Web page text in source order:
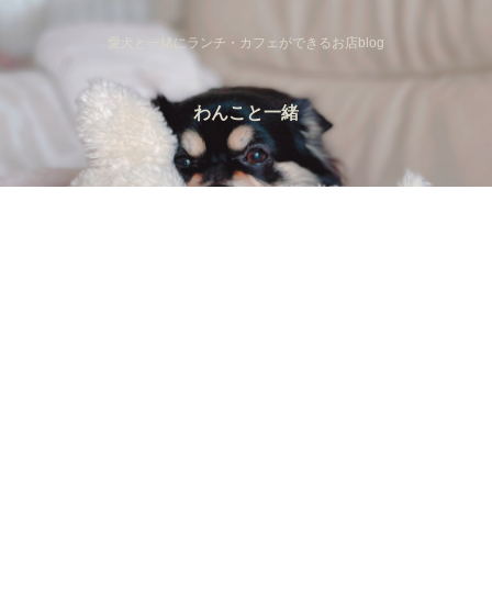
愛犬と一緒にランチ・カフェができるお店blog
わんこと一緒